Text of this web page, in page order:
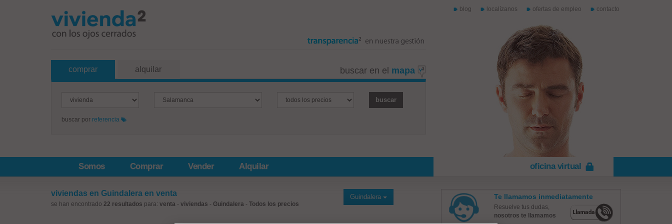
blog localízanos ofertas de empleo contacto
buscar en el mapa
comprar alquilar
buscar por referencia
Somos Comprar Vender Alquilar oficina virtual
viviendas en Guindalera en venta
se han encontrado 22 resultados para: venta - viviendas - Guindalera - Todos los precios
Guindalera Te llamamos inmediatamente
Resuelve tus dudas,
nosotros te llamamos